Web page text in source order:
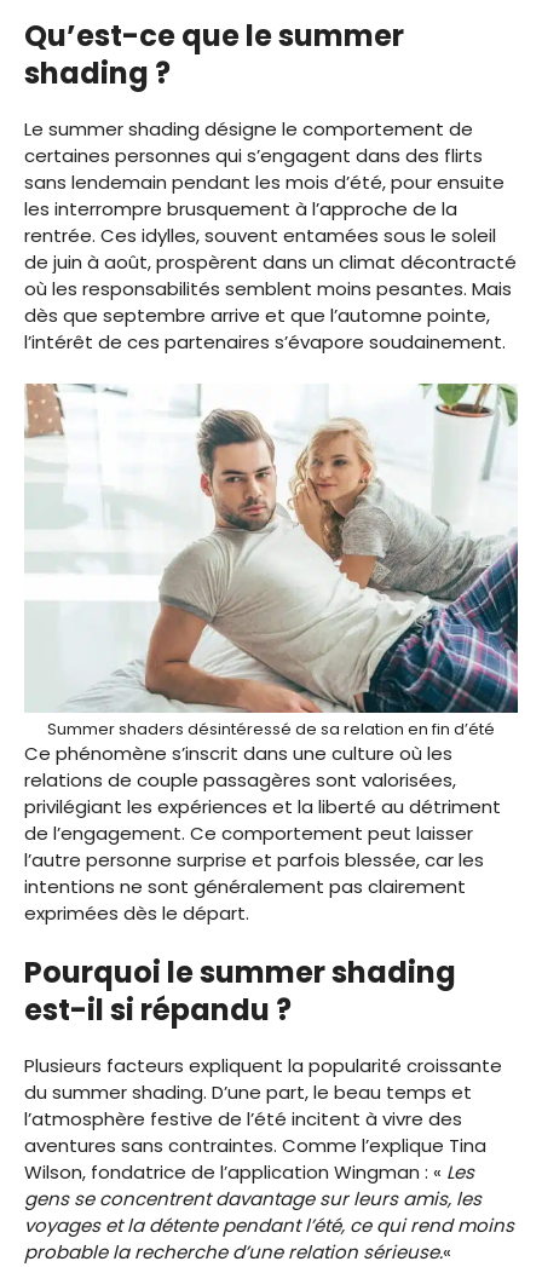
Qu’est-ce que le summer
shading ?
Le summer shading désigne le comportement de
certaines personnes qui s’engagent dans des flirts
sans lendemain pendant les mois d’été, pour ensuite
les interrompre brusquement à l’approche de la
rentrée. Ces idylles, souvent entamées sous le soleil
de juin à août, prospèrent dans un climat décontracté
où les responsabilités semblent moins pesantes. Mais
dès que septembre arrive et que l’automne pointe,
l’intérêt de ces partenaires s’évapore soudainement.
Summer shaders désintéressé de sa relation en fin d’été
Ce phénomène s’inscrit dans une culture où les
relations de couple passagères sont valorisées,
privilégiant les expériences et la liberté au détriment
de l’engagement. Ce comportement peut laisser
l’autre personne surprise et parfois blessée, car les
intentions ne sont généralement pas clairement
exprimées dès le départ.
Pourquoi le summer shading
est-il si répandu ?
Plusieurs facteurs expliquent la popularité croissante
du summer shading. D’une part, le beau temps et
l’atmosphère festive de l’été incitent à vivre des
aventures sans contraintes. Comme l’explique Tina
Wilson, fondatrice de l’application Wingman : « Les
gens se concentrent davantage sur leurs amis, les
voyages et la détente pendant l’été, ce qui rend moins
probable la recherche d’une relation sérieuse.«